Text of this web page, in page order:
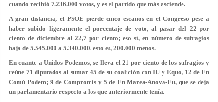
cuando recibió 7.236.000 votos, y es el partido que más asciende.
A gran distancia, el PSOE pierde cinco escaños en el Congreso pese a
haber subido ligeramente el porcentaje de voto, al pasar del 22 por
ciento de diciembre al 22,7 por ciento; eso sí, en número de sufragios
baja de 5.545.000 a 5.340.000, esto es, 200.000 menos.
En cuanto a Unidos Podemos, se lleva el 21 por ciento de los sufragios y
reúne 71 diputados al sumar 45 de su coalición con IU y Equo, 12 deEn
Comú Podem; 9 de Compromís y 5 de En Marea-Anova-Eu, que se deja
un parlamentario respecto a los que anteriormente tenía.